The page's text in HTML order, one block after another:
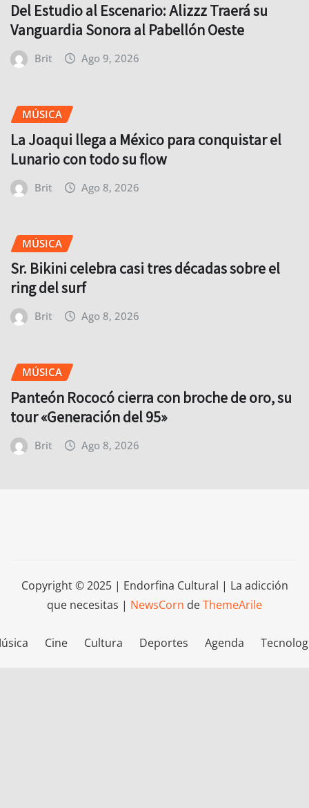
Del Estudio al Escenario: Alizzz Traerá su
Vanguardia Sonora al Pabellón Oeste
Brit Ago 9, 2026
MÚSICA
La Joaqui llega a México para conquistar el
Lunario con todo su flow
Brit Ago 8, 2026
MÚSICA
Sr. Bikini celebra casi tres décadas sobre el
ring del surf
Brit Ago 8, 2026
MÚSICA
Panteón Rococó cierra con broche de oro, su
tour «Generación del 95»
Brit Ago 8, 2026
Copyright © 2025 | Endorfina Cultural | La adicción
que necesitas | NewsCorn deThemeArile
Cine Cultura Deportes Agenda